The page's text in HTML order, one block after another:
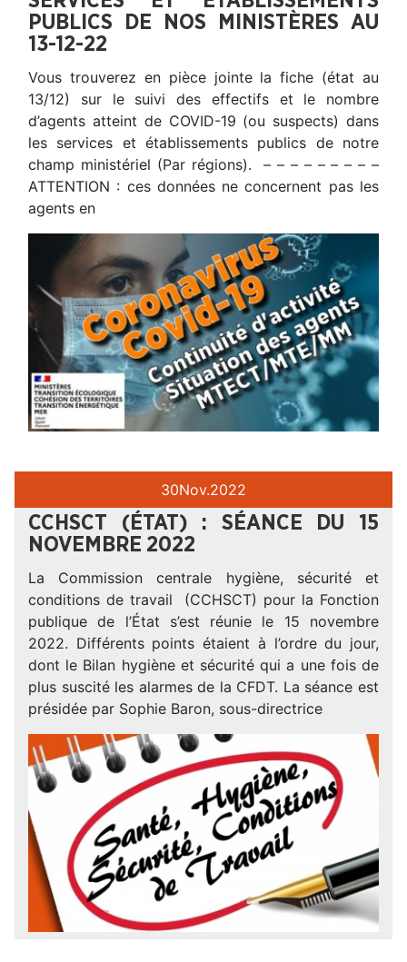
PUBLICS DE NOS MINISTÈRES AU
13-12-22
Vous trouverez en pièce jointe la fiche (état au
13/12) sur le suivi des effectifs et le nombre
d’agents atteint de COVID-19 (ou suspects) dans
les services et établissements publics de notre
champ ministériel (Par régions). – – – – – – – – –
ATTENTION : ces données ne concernent pas les
agents en
30Nov.2022
CCHSCT (ÉTAT) : SÉANCE DU 15
NOVEMBRE 2022
La Commission centrale hygiène, sécurité et
conditions de travail (CCHSCT) pour la Fonction
publique de l’État s’est réunie le 15 novembre
2022. Différents points étaient à l’ordre du jour,
dont le Bilan hygiène et sécurité qui a une fois de
plus suscité les alarmes de la CFDT. La séance est
présidée par Sophie Baron, sous-directrice